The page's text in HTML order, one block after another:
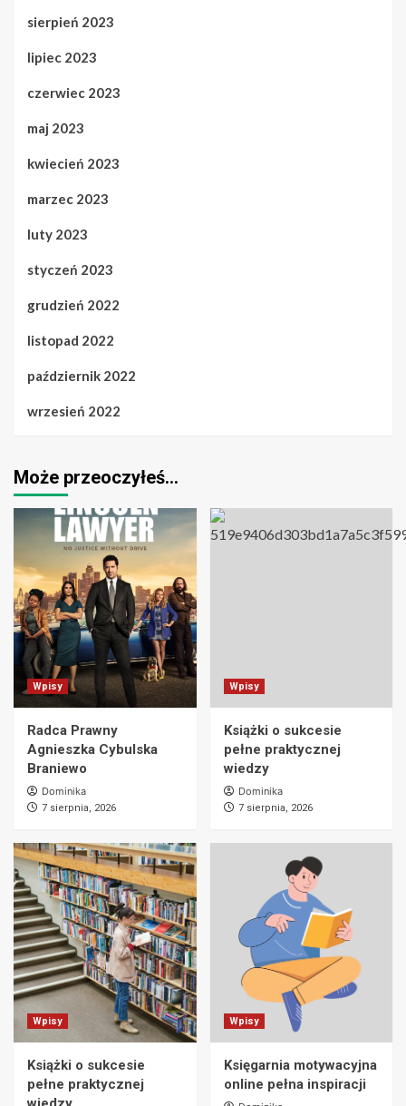
sierpień 2023
lipiec 2023
czerwiec 2023
maj 2023
kwiecień 2023
marzec 2023
luty 2023
styczeń 2023
grudzień 2022
listopad 2022
październik 2022
wrzesień 2022
Może przeoczyłeś…
Wpisy
Radca Prawny
Agnieszka Cybulska
Braniewo
Dominika
7 sierpnia, 2026
Wpisy
Książki o sukcesie
pełne praktycznej
wiedzy
Dominika
7 sierpnia, 2026
Wpisy
Książki o sukcesie
pełne praktycznej
Wpisy
Księgarnia motywacyjna
online pełna inspiracji